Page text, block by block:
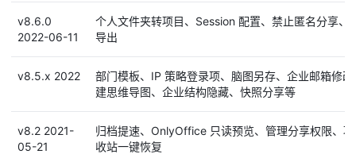
v8.6.0
2022-06-11
个人文件夹转项目、Session 配置、禁止匿名分享、
导出
v8.5.x 2022
部门模板、IP 策略登录项、脑图另存、企业邮箱修
建思维导图、企业结构隐藏、快照分享等
v8.2 2021-
05-21
归档提速、OnlyOffice 只读预览、管理分享权限、
收站一键恢复